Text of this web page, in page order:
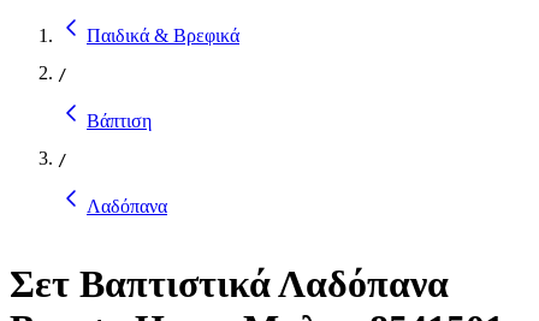
Παιδικά & Βρεφικά
/
Βάπτιση
/
Λαδόπανα
Σετ Βαπτιστικά Λαδόπανα